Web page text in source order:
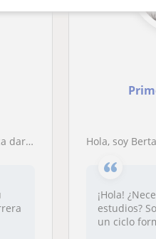
primaria!
Hola, soy Berta, estudiante de un ciclo formativo medio de auxiliar y curas de
¡Hola!
estudios?
un ciclo